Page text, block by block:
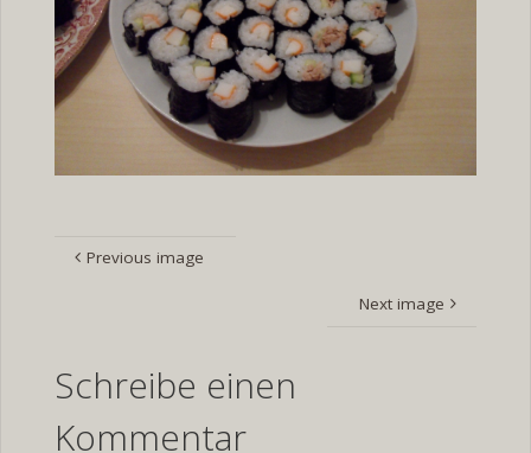
Previous image
Next image
Schreibe einen
Kommentar